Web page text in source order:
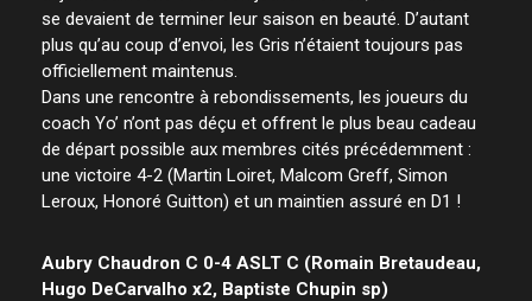
se devaient de terminer leur saison en beauté. D’autant
plus qu’au coup d’envoi, les Gris n’étaient toujours pas
officiellement maintenus.
Dans une rencontre à rebondissements, les joueurs du
coach Yo’ n’ont pas déçu et offrent le plus beau cadeau
de départ possible aux membres cités précédemment :
une victoire 4-2 (Martin Loiret, Malcom Greff, Simon
Leroux, Honoré Guitton) et un maintien assuré en D1 !
Aubry Chaudron C 0-4 ASLT C (Romain Bretaudeau,
Hugo DeCarvalho x2, Baptiste Chupin sp)